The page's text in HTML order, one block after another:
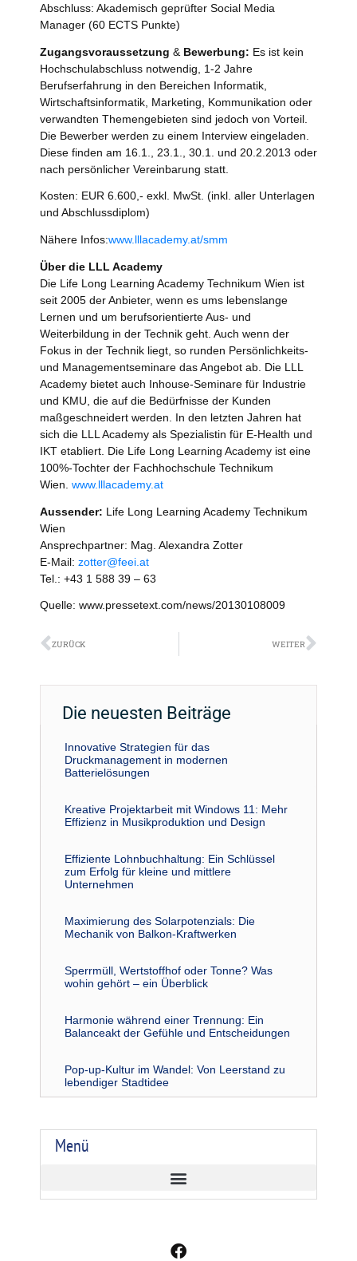
Abschluss: Akademisch geprüfter Social Media
Manager (60 ECTS Punkte)
Zugangsvoraussetzung & Bewerbung: Es ist kein
Hochschulabschluss notwendig, 1-2 Jahre
Berufserfahrung in den Bereichen Informatik,
Wirtschaftsinformatik, Marketing, Kommunikation oder
verwandten Themengebieten sind jedoch von Vorteil.
Die Bewerber werden zu einem Interview eingeladen.
Diese finden am 16.1., 23.1., 30.1. und 20.2.2013 oder
nach persönlicher Vereinbarung statt.
Kosten: EUR 6.600,- exkl. MwSt. (inkl. aller Unterlagen
und Abschlussdiplom)
Nähere Infos:www.lllacademy.at/smm
Über die LLL Academy
Die Life Long Learning Academy Technikum Wien ist
seit 2005 der Anbieter, wenn es ums lebenslange
Lernen und um berufsorientierte Aus- und
Weiterbildung in der Technik geht. Auch wenn der
Fokus in der Technik liegt, so runden Persönlichkeits-
und Managementseminare das Angebot ab. Die LLL
Academy bietet auch Inhouse-Seminare für Industrie
und KMU, die auf die Bedürfnisse der Kunden
maßgeschneidert werden. In den letzten Jahren hat
sich die LLL Academy als Spezialistin für E-Health und
IKT etabliert. Die Life Long Learning Academy ist eine
100%-Tochter der Fachhochschule Technikum
Wien. www.lllacademy.at
Aussender: Life Long Learning Academy Technikum
Wien
Ansprechpartner: Mag. Alexandra Zotter
E-Mail: zotter@feei.at
Tel.: +43 1 588 39 – 63
Quelle: www.pressetext.com/news/20130108009
Zurück
ZURÜCK WEITER
Die neuesten Beiträge
Innovative Strategien für das
Druckmanagement in modernen
Batterielösungen
Kreative Projektarbeit mit Windows 11: Mehr
Effizienz in Musikproduktion und Design
Effiziente Lohnbuchhaltung: Ein Schlüssel
zum Erfolg für kleine und mittlere
Unternehmen
Maximierung des Solarpotenzials: Die
Mechanik von Balkon-Kraftwerken
Sperrmüll, Wertstoffhof oder Tonne? Was
wohin gehört – ein Überblick
Harmonie während einer Trennung: Ein
Balanceakt der Gefühle und Entscheidungen
Pop-up-Kultur im Wandel: Von Leerstand zu
lebendiger Stadtidee
Menü
F